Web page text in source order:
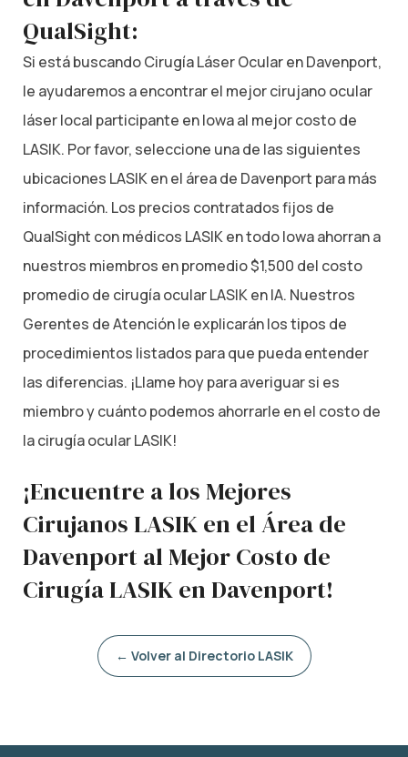
QualSight:
Si está buscando Cirugía Láser Ocular en Davenport,
le ayudaremos a encontrar el mejor cirujano ocular
láser local participante en Iowa al mejor costo de
LASIK. Por favor, seleccione una de las siguientes
ubicaciones LASIK en el área de Davenport para más
información. Los precios contratados fijos de
QualSight con médicos LASIK en todo Iowa ahorran a
nuestros miembros en promedio $1,500 del costo
promedio de cirugía ocular LASIK en IA. Nuestros
Gerentes de Atención le explicarán los tipos de
procedimientos listados para que pueda entender
las diferencias. ¡Llame hoy para averiguar si es
miembro y cuánto podemos ahorrarle en el costo de
la cirugía ocular LASIK!
¡Encuentre a los Mejores
Cirujanos LASIK en el Área de
Davenport al Mejor Costo de
Cirugía LASIK en Davenport!
← Volver al Directorio LASIK